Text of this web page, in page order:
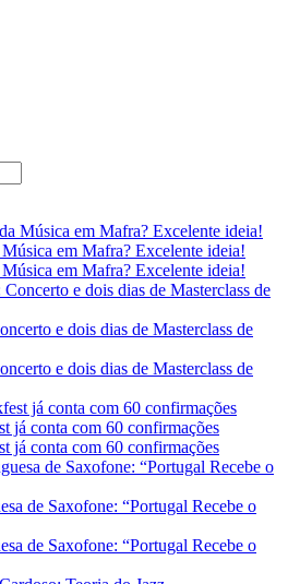
em Mafra? Excelente ideia!
em Mafra? Excelente ideia!
e dois dias de Masterclass de
e dois dias de Masterclass de
já conta com 60 confirmações
já conta com 60 confirmações
de Saxofone: “Portugal Recebe o
de Saxofone: “Portugal Recebe o